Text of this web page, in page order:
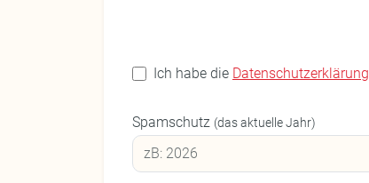
Ich habe die Datenschutzerklärung
Spamschutz (das aktuelle Jahr)